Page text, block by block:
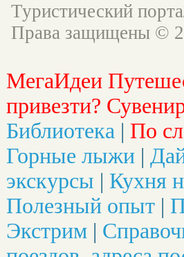
Туристический
Права защищены ©
МегаИдеи
привезти?
Библиотека | По
Горные лыжи |
экскурсы | Кухня
Полезный опыт |
Экстрим |